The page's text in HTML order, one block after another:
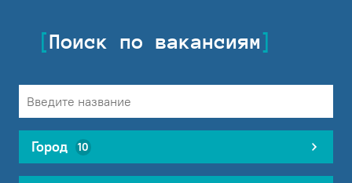
Поиск по вакансиям
Город 10